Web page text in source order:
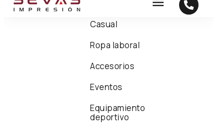
Casual
Ropa laboral
Accesorios
Eventos
Equipamiento
deportivo